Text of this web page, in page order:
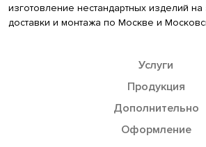
изготовление нестандартных изделий на
доставки и монтажа по Москве и
Услуги
Продукция
Дополнительно
Оформление